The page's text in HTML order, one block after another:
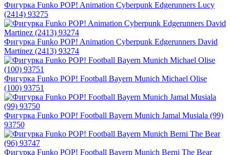
Фигурка Funko POP! Animation Cyberpunk Edgerunners Lucy
(2414) 93275
Фигурка Funko POP! Animation Cyberpunk Edgerunners David
Martinez (2413) 93274
Фигурка Funko POP! Football Bayern Munich Michael Olise
(100) 93751
Фигурка Funko POP! Football Bayern Munich Jamal Musiala (99)
93750
Фигурка Funko POP! Football Bayern Munich Berni The Bear